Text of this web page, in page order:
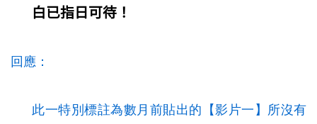
白已指日可待！
回應：
此一特別標註為數月前貼出的【影片一】所沒有